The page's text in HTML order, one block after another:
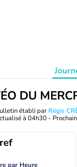
DU
établi par Régis
à 04h30 -
par Heure